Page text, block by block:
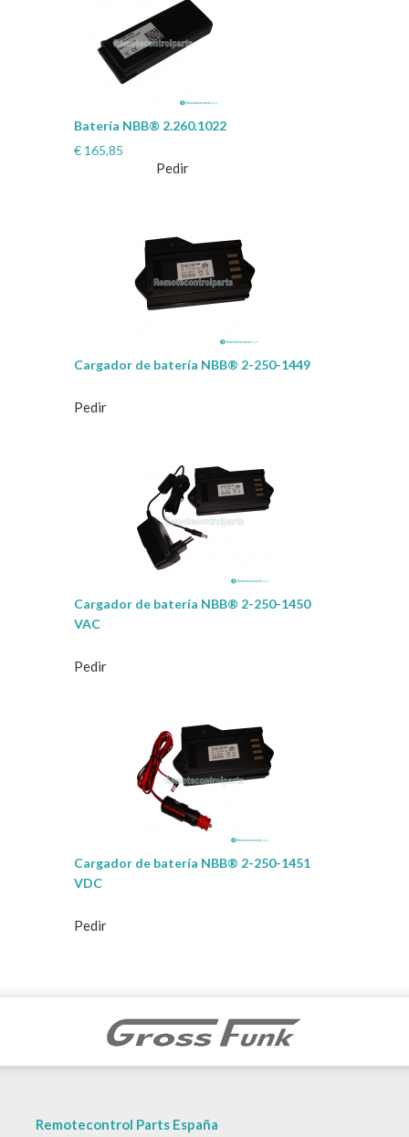
Batería NBB® 2.260.1022
€ 165,85
Pedir
Cargador de batería NBB® 2-250-1449
Pedir
Cargador de batería NBB® 2-250-1450
VAC
Pedir
Cargador de batería NBB® 2-250-1451
VDC
Pedir
Remotecontrol Parts España